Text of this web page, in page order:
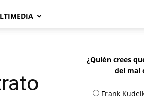
¿Quién crees
del mal
Frank